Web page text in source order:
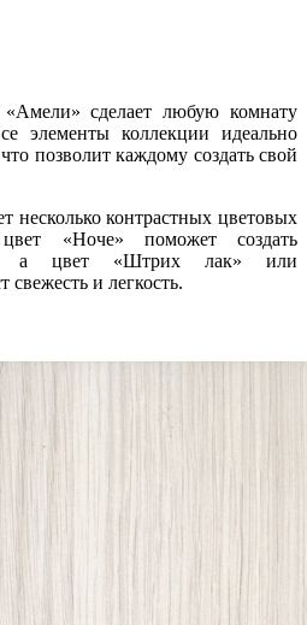
сделает любую комнату
элементы коллекции идеально
позволит каждому создать свой
несколько контрастных цветовых
«Ноче» поможет создать
а цвет «Штрих лак» или
и легкость.